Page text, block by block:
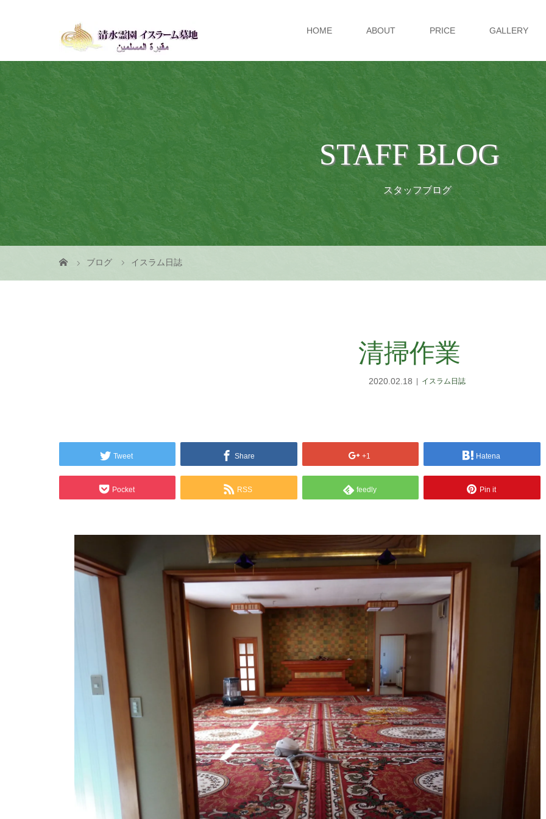
HOME ABOUT PRICE GALLERY
STAFF BLOG
スタッフブログ
ブログ イスラム日誌
清掃作業
2020.02.18 イスラム日誌
Tweet Share +1 Hatena
Pocket RSS feedly Pin it